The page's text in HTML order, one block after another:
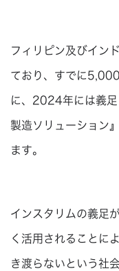
フィリピン及びイン
ており、すでに
に、2024年には義
製造ソリューション
ます。
インスタリムの義足
く活用されることに
き渡らないという社